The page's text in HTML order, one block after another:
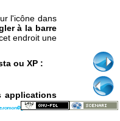
l'icône dans
à la barre
endroit une
ou XP :
applications